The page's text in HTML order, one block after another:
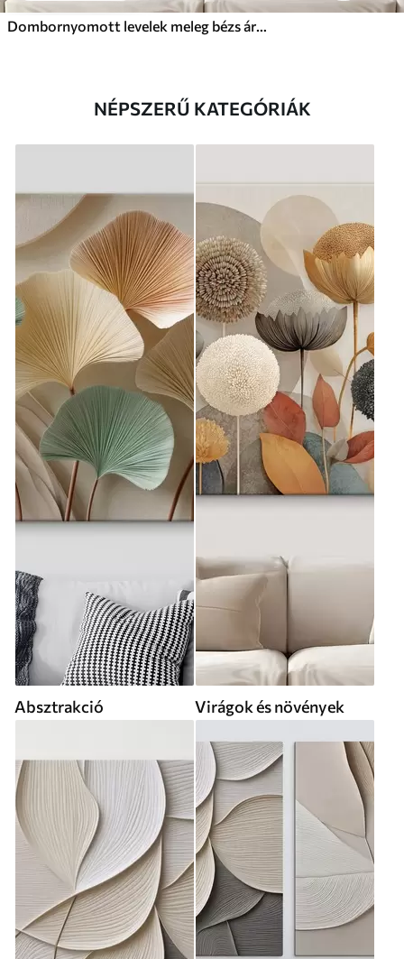
Dombornyomott levelek meleg bézs árnyalatokban
NÉPSZERŰ KATEGÓRIÁK
Absztrakció Virágok és növények